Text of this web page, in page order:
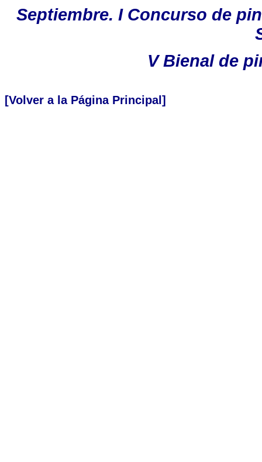
Septiembre. I Concurso de
V Bienal de
[Volver a la Página Principal]